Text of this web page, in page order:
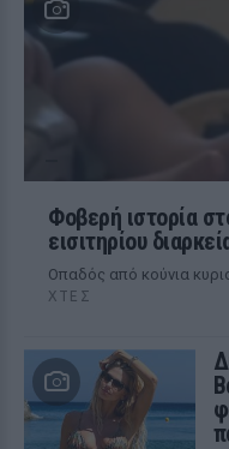
Φοβερή ιστορία
εισιτηρίου
Οπαδός από κούνια
ΧΤΕΣ